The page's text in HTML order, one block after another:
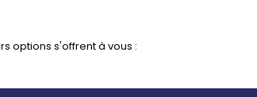
options s'offrent à vous :